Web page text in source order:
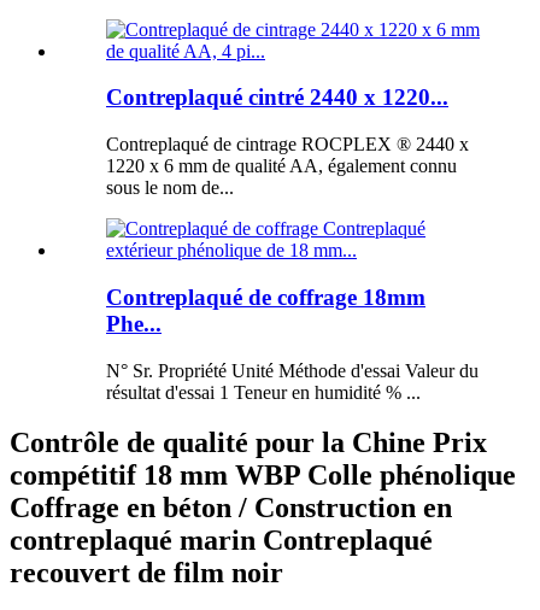
Contreplaqué cintré 2440 x 1220...
Contreplaqué de cintrage ROCPLEX ® 2440 x
1220 x 6 mm de qualité AA, également connu
sous le nom de...
Contreplaqué de coffrage 18mm
Phe...
N° Sr. Propriété Unité Méthode d'essai Valeur du
résultat d'essai 1 Teneur en humidité % ...
Contrôle de qualité pour la Chine Prix
compétitif 18 mm WBP Colle phénolique
Coffrage en béton / Construction en
contreplaqué marin Contreplaqué
recouvert de film noir